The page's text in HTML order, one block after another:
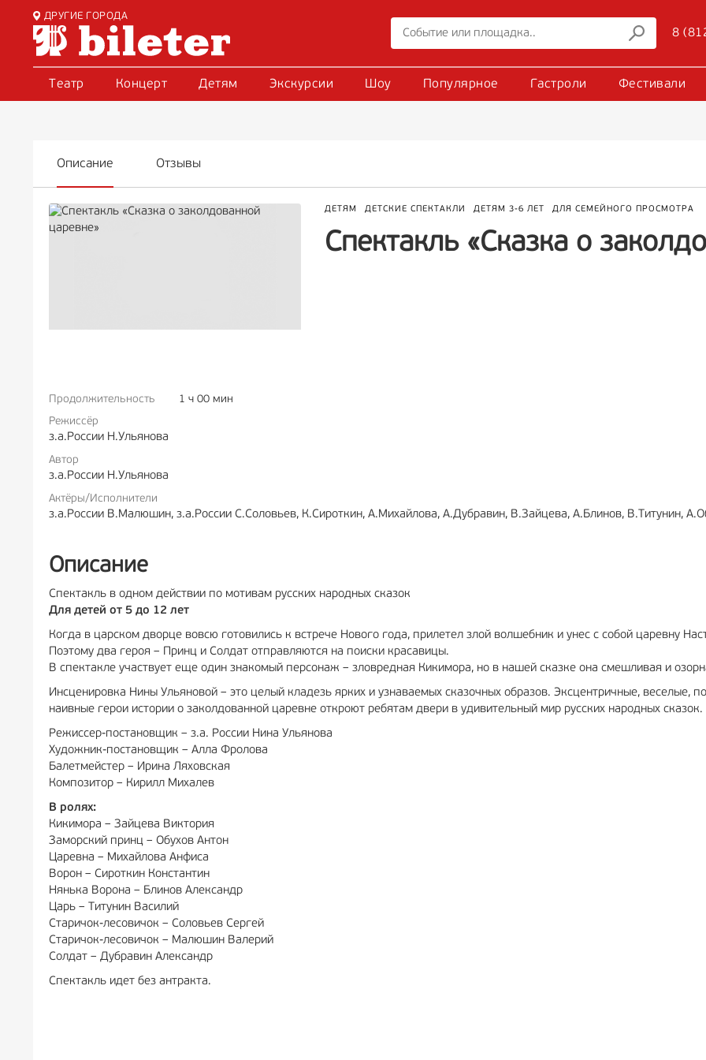
ДРУГИЕ ГОРОДА
8
Театр Концерт Детям Экскурсии Шоу Популярное Гастроли Фестивали
Описание Отзывы
ДЕТЯМ ДЕТСКИЕ СПЕКТАКЛИ ДЕТЯМ 3-6 ЛЕТ ДЛЯ СЕМЕЙНОГО ПРОСМОТРА
Спектакль «Сказка о
Продолжительность
1 ч 00 мин
Режиссёр
з.а.России Н.Ульянова
Автор
з.а.России Н.Ульянова
Актёры/Исполнители
з.а.России В.Малюшин, з.а.России С.Соловьев, К.Сироткин, А.Михайлова, А.Дубравин, В.Зайцева, А.Блинов, В.Титунин,
Описание
Спектакль в одном действии по мотивам русских народных сказок
Для детей от 5 до 12 лет
Когда в царском дворце вовсю готовились к встрече Нового года, прилетел злой волшебник и унес с собой царевну
Поэтому два героя – Принц и Солдат отправляются на поиски красавицы.
В спектакле участвует еще один знакомый персонаж – зловредная Кикимора, но в нашей сказке она смешливая и
Инсценировка Нины Ульяновой – это целый кладезь ярких и узнаваемых сказочных образов. Эксцентричные, веселые,
наивные герои истории о заколдованной царевне откроют ребятам двери в удивительный мир русских народных сказок.
Режиссер-постановщик – з.а. России Нина Ульянова
Художник-постановщик – Алла Фролова
Балетмейстер – Ирина Ляховская
Композитор – Кирилл Михалев
В ролях:
Кикимора – Зайцева Виктория
Заморский принц – Обухов Антон
Царевна – Михайлова Анфиса
Ворон – Сироткин Константин
Нянька Ворона – Блинов Александр
Царь – Титунин Василий
Старичок-лесовичок – Соловьев Сергей
Старичок-лесовичок – Малюшин Валерий
Солдат – Дубравин Александр
Спектакль идет без антракта.